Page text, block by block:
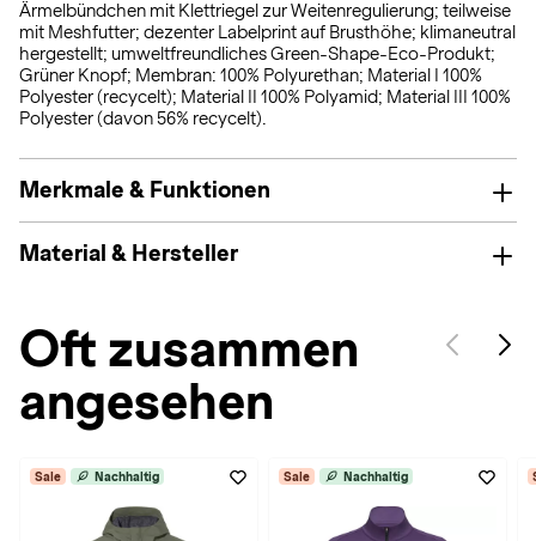
Ärmelbündchen mit Klettriegel zur Weitenregulierung; teilweise
mit Meshfutter; dezenter Labelprint auf Brusthöhe; klimaneutral
hergestellt; umweltfreundliches Green-Shape-Eco-Produkt;
Grüner Knopf; Membran: 100% Polyurethan; Material I 100%
Polyester (recycelt); Material II 100% Polyamid; Material III 100%
Polyester (davon 56% recycelt).
Merkmale & Funktionen
Material & Hersteller
Oft zusammen
angesehen
Sale Nachhaltig Sale Nachhaltig